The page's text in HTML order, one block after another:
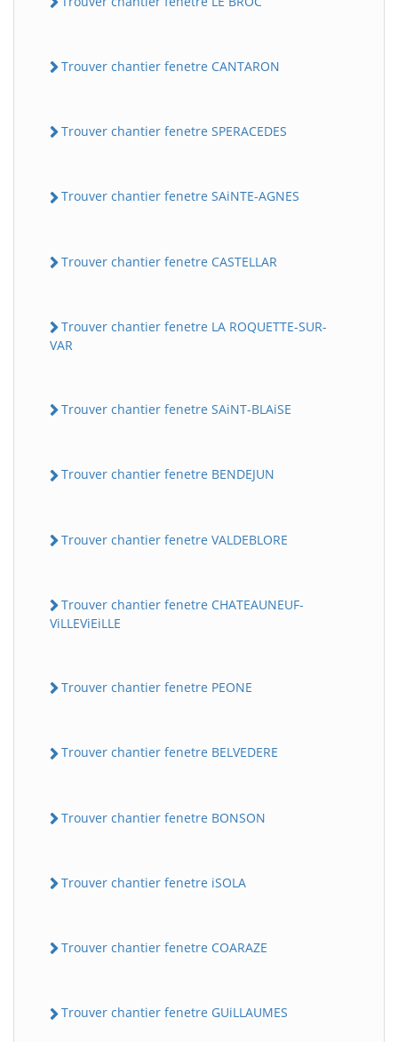
Trouver chantier fenetre CANTARON
Trouver chantier fenetre SPERACEDES
Trouver chantier fenetre SAiNTE-AGNES
Trouver chantier fenetre CASTELLAR
Trouver chantier fenetre LA ROQUETTE-SUR-
VAR
Trouver chantier fenetre SAiNT-BLAiSE
Trouver chantier fenetre BENDEJUN
Trouver chantier fenetre VALDEBLORE
Trouver chantier fenetre CHATEAUNEUF-
ViLLEViEiLLE
Trouver chantier fenetre PEONE
Trouver chantier fenetre BELVEDERE
Trouver chantier fenetre BONSON
Trouver chantier fenetre iSOLA
Trouver chantier fenetre COARAZE
Trouver chantier fenetre GUiLLAUMES